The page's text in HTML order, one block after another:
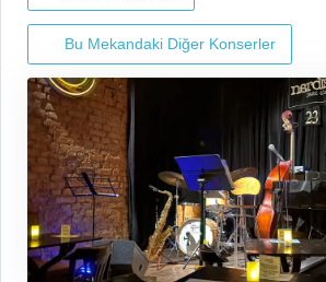
Bu Mekandaki Diğer Konserler